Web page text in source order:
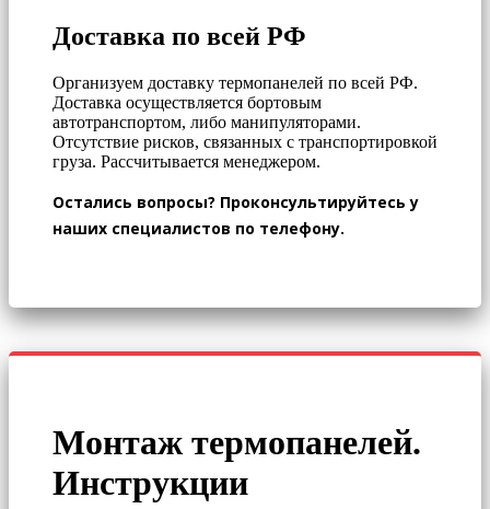
Доставка по всей РФ
Организуем доставку термопанелей по всей РФ.
Доставка осуществляется бортовым
автотранспортом, либо манипуляторами.
Отсутствие рисков, связанных с транспортировкой
груза. Рассчитывается менеджером.
Остались вопросы? Проконсультируйтесь у
наших специалистов по телефону.
Монтаж термопанелей.
Инструкции